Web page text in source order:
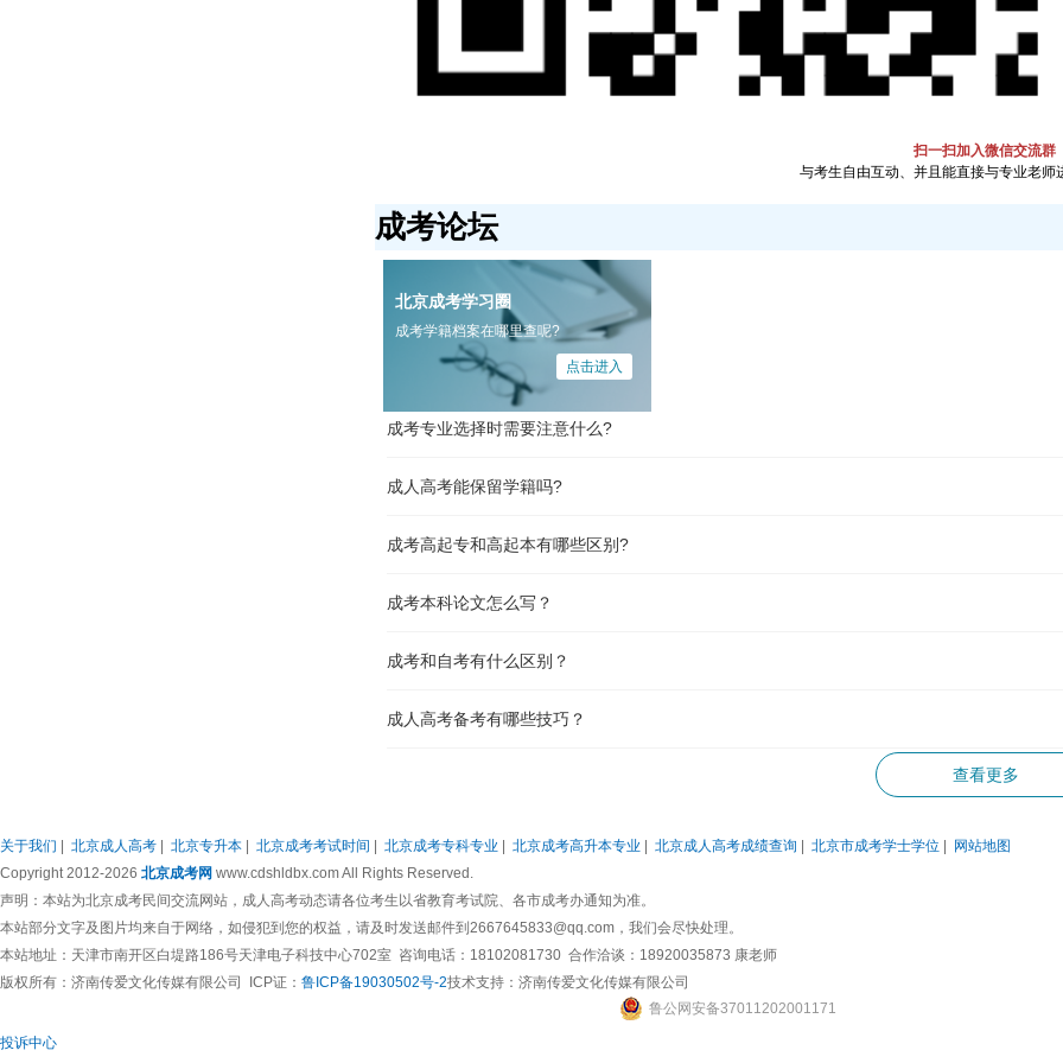
扫一扫加入微信交流群
与考生自由互动、并且能直接与专业老师
成考论坛
北京成考学习圈
成考学籍档案在哪里查呢?
点击进入
成人高考备考有哪些技巧？
成考新生入学要携带哪些材料?
成考学籍档案在哪里查呢?
成考专业选择时需要注意什么?
成考专业选择时需要注意什么?
成人高考能保留学籍吗?
成考高起专和高起本有哪些区别?
查看更多
关于我们 | 北京成人高考 | 北京专升本 | 北京成考考试时间 | 北京成考专科专业 | 北京成考高升本专业 | 北京成人高考成绩查询 | 北京市成考学士学位 | 网站地图
Copyright 2012-2026 北京成考网 www.cdshldbx.com All Rights Reserved.
声明：本站为北京成考民间交流网站，成人高考动态请各位考生以省教育考试院、各市成考办通知为准。
本站部分文字及图片均来自于网络，如侵犯到您的权益，请及时发送邮件到2667645833@qq.com，我们会尽快处理。
本站地址：天津市南开区白堤路186号天津电子科技中心702室 咨询电话：18102081730 合作洽谈：18920035873 康老师
版权所有： 济南传爱文化传媒有限公司 ICP证： 鲁ICP备19030502号-2技术支持：济南传爱文化传媒有限公司
鲁公网安备37011202001171
投诉中心